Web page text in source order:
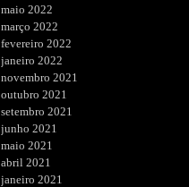
maio 2022
março 2022
fevereiro 2022
janeiro 2022
novembro 2021
outubro 2021
setembro 2021
junho 2021
maio 2021
abril 2021
janeiro 2021